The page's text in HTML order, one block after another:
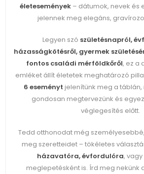
életesemények – dátumok, nevek és
jelennek meg elegáns,
Legyen szó születésnapról,
házasságkötésről, gyermek
fontos családi mérföldkőről, ez a
emléket állít életetek meghatározó
6 eseményt jelenítünk meg a
gondosan megtervezünk és
véglegesítés előtt.
Tedd otthonodat még
meg szeretteidet – tökéletes
házavatóra, évfordulóra,
meglepetésként is. Írd meg nekünk